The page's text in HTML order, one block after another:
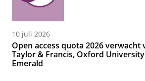
10 juli 2026
Open access quota 2026 verwacht
Taylor & Francis, Oxford University
Emerald